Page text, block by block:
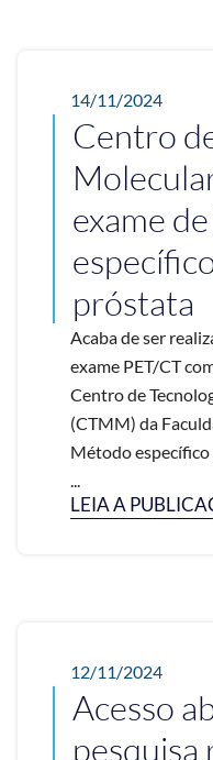
14/11/2024
Centro
exame
próstata
Acaba de ser
exame PET/CT
Centro de
(CTMM) da
Método específico
...
LEIA A
12/11/2024
Acesso
pesquisa